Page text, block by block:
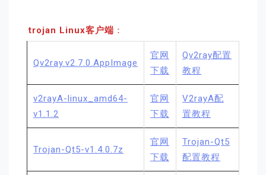
trojan Linux客户端 ：
Qv2ray.v2.7.0.AppImage
官网
下载
Qv2ray配置
教程
v2rayA-linux_amd64-
v1.1.2
官网
下载
V2rayA配
置教程
Trojan-Qt5-v1.4.0.7z
官网
下载
Trojan-Qt5
配置教程